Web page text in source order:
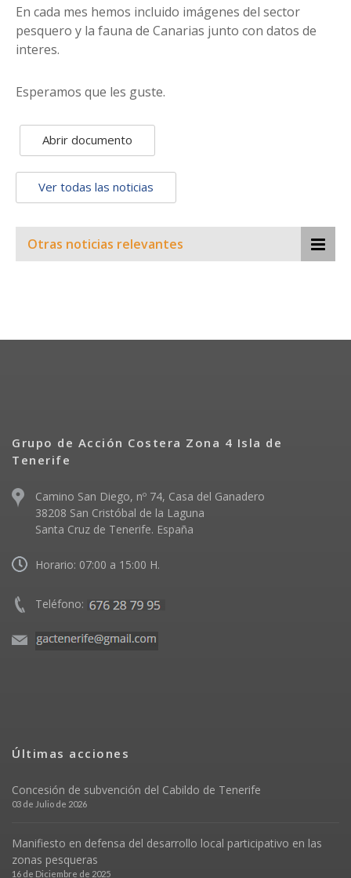
En cada mes hemos incluido imágenes del sector
pesquero y la fauna de Canarias junto con datos de
interes.
Esperamos que les guste.
Abrir documento
Ver todas las noticias
Otras noticias relevantes
Grupo de Acción Costera Zona 4 Isla de
Tenerife
Camino San Diego, nº 74, Casa del Ganadero
38208 San Cristóbal de la Laguna
Santa Cruz de Tenerife. España
Horario: 07:00 a 15:00 H.
Teléfono:
Últimas acciones
Concesión de subvención del Cabildo de Tenerife
03 de Julio de 2026
Manifiesto en defensa del desarrollo local participativo en las
zonas pesqueras
16 de Diciembre de 2025